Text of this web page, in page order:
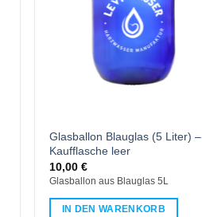
Glasballon Blauglas (5 Liter) –
Kaufflasche leer
10,00 €
Glasballon aus Blauglas 5L
IN DEN WARENKORB